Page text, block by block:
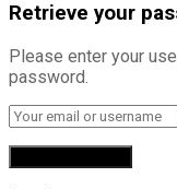
Retrieve your
Please enter your
password.